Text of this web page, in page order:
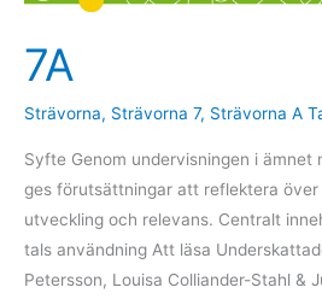
7A
Strävorna, Strävorna 7, Strävorna A
Syfte Genom undervisningen i ämnet
ges förutsättningar att reflektera
utveckling och relevans. Centralt
tals användning Att läsa
Petersson, Louisa Colliander-Stahl &